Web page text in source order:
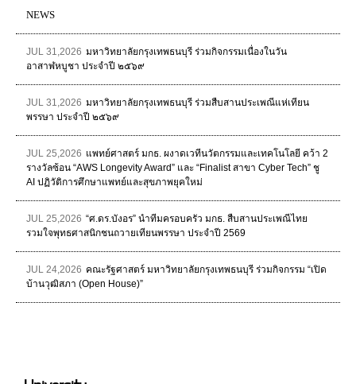
NEWS
JUL 31,2026 มหาวิทยาลัยกรุงเทพธนบุรี ร่วมกิจกรรมเนื่องในวัน
อาสาฬหบูชา ประจำปี ๒๕๖๙
JUL 31,2026 มหาวิทยาลัยกรุงเทพธนบุรี ร่วมสืบสานประเพณีแห่เทียน
พรรษา ประจำปี ๒๕๖๙
JUL 25,2026 แพทย์ศาสตร์ มกธ. ผงาดเวทีนวัตกรรมและเทคโนโลยี คว้า 2
รางวัลซ้อน “AWS Longevity Award” และ “Finalist สาขา Cyber Tech” ชู
AI ปฏิวัติการศึกษาแพทย์และสุขภาพยุคใหม่
JUL 25,2026 “ศ.ดร.บังอร” นำทีมครอบครัว มกธ. สืบสานประเพณีไทย
รวมใจพุทธศาสนิกชนถวายเทียนพรรษา ประจำปี 2569
JUL 24,2026 คณะรัฐศาสตร์ มหาวิทยาลัยกรุงเทพธนบุรี ร่วมกิจกรรม “เปิด
บ้านวุฒิสภา (Open House)”